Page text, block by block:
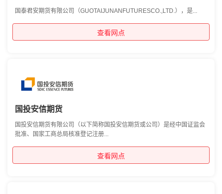
国泰君安期货有限公司（GUOTAIJUNANFUTURESCO.,LTD.），是...
查看网点
国投安信期货
国投安信期货有限公司（以下简称国投安信期货或公司）是经中国证监会
批准、国家工商总局核准登记注册...
查看网点